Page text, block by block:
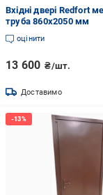
Вхідні двері Redfort
труба 860х2050 мм
оцінити
13 600 ₴/шт.
Доставимо